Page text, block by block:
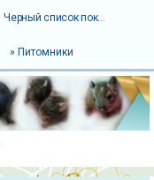
Черный список покупателей, заводчиков, питомников
» Питомники